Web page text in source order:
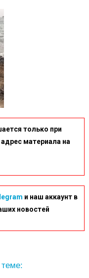
только при
материала на
и наш аккаунт в
новостей